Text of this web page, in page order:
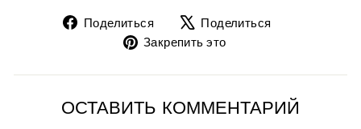
Поделиться
Поделиться
на
Поделиться
Закрепить это
Pinterest
ОСТАВИТЬ КОММЕНТАРИЙ